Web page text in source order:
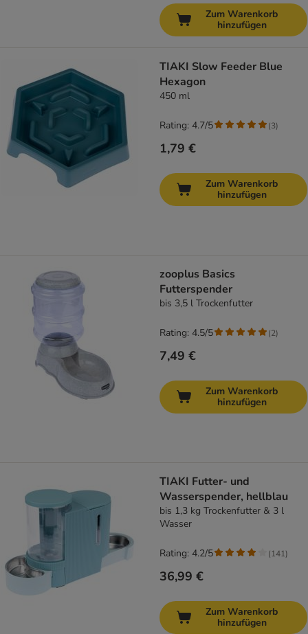
Zum Warenkorb
hinzufügen
TIAKI Slow Feeder Blue
Hexagon
450 ml
1,79 €
Rating: 4.7/5 (3)
Zum Warenkorb
hinzufügen
zooplus Basics
Futterspender
bis 3,5 l Trockenfutter
7,49 €
Rating: 4.5/5 (2)
Zum Warenkorb
hinzufügen
TIAKI Futter- und
Wasserspender, hellblau
bis 1,3 kg Trockenfutter & 3 l
Wasser
36,99 €
Rating: 4.2/5 (141)
Zum Warenkorb
hinzufügen